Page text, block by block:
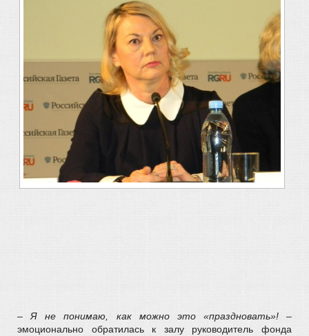
– Я не понимаю, как можно это «праздновать»!–
эмоционально обратилась к залу руководитель фонда